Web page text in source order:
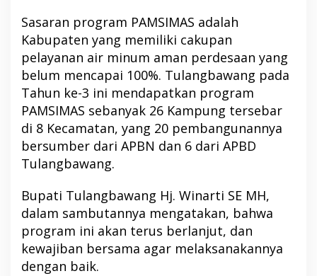
Sasaran program PAMSIMAS adalah
Kabupaten yang memiliki cakupan
pelayanan air minum aman perdesaan yang
belum mencapai 100%. Tulangbawang pada
Tahun ke-3 ini mendapatkan program
PAMSIMAS sebanyak 26 Kampung tersebar
di 8 Kecamatan, yang 20 pembangunannya
bersumber dari APBN dan 6 dari APBD
Tulangbawang.
Bupati Tulangbawang Hj. Winarti SE MH,
dalam sambutannya mengatakan, bahwa
program ini akan terus berlanjut, dan
kewajiban bersama agar melaksanakannya
dengan baik.